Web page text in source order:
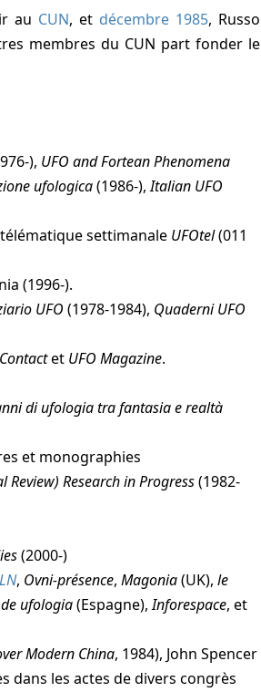
au CUN, et décembre 1985, Russo
membres du CUN part fonder le
), UFO and Fortean Phenomena
ufologica(1986-),Italian UFO
settimanale UFOtel(011
(1996-).
UFO(1978-1984), Quaderni UFO
et UFO Magazine.
di ufologia tra fantasia e realtà
et monographies
Review) Research in Progress(1982-
(2000-)
, Ovni-présence,Magonia(UK),le
ufologia(Espagne),Inforespace, et
Modern China, 1984), John Spencer
dans les actes de divers congrès